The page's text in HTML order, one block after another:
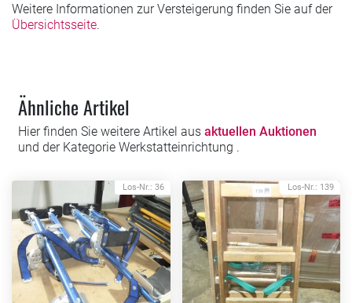
Weitere Informationen zur Versteigerung finden Sie auf der
Übersichtsseite.
Ähnliche Artikel
Hier finden Sie weitere Artikel aus aktuellen Auktionen
und der Kategorie Werkstatteinrichtung .
Los-Nr.: 36 Los-Nr.: 139